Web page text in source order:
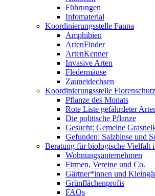
Führungen
Infomaterial
Koordinierungsstelle Fauna
Amphibien
ArtenFinder
ArtenKenner
Invasive Arten
Fledermäuse
Zauneidechsen
Koordinierungsstelle Florenschutz
Pflanze des Monats
Rote Liste gefährdeter
Die politische Pflanze
Gesucht: Gemeine
Gefunden: Salzbinse und
Beratung für biologische Vielfalt
Wohnungsunternehmen
Firmen, Vereine und Co.
Gärtner*innen und
Grünflächenprofis
FAQs